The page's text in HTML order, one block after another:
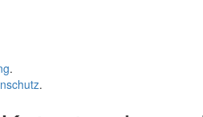
.
.